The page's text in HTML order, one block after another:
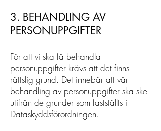
3. BEHANDLING AV
PERSONUPPGIFTER
För att vi ska få behandla
personuppgifter krävs att det finns
rättslig grund. Det innebär att vår
behandling av personuppgifter ska ske
utifrån de grunder som fastställts i
Dataskyddsförordningen.